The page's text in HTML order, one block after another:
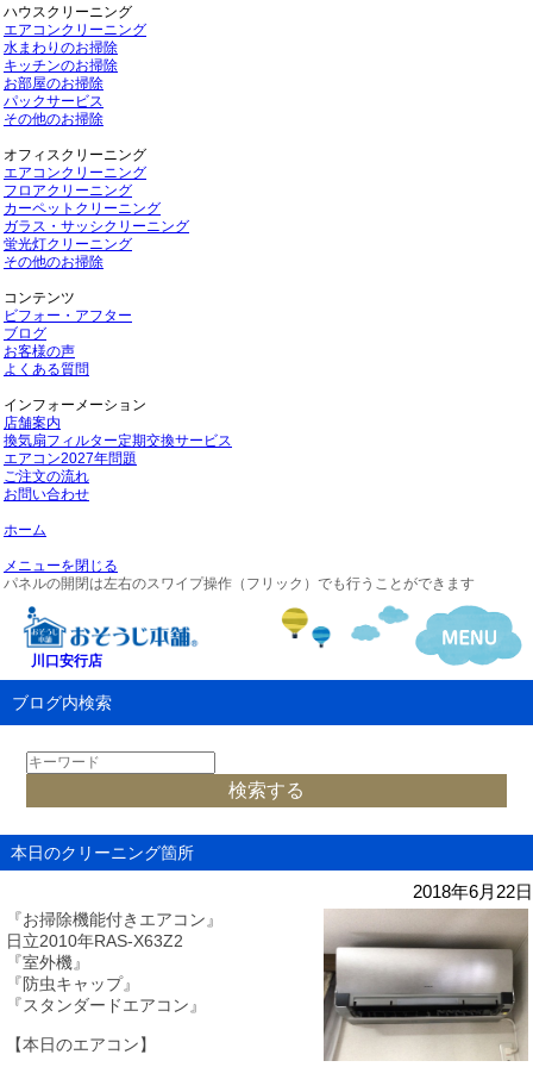
ハウスクリーニング
エアコンクリーニング
水まわりのお掃除
キッチンのお掃除
お部屋のお掃除
パックサービス
その他のお掃除
オフィスクリーニング
エアコンクリーニング
フロアクリーニング
カーペットクリーニング
ガラス・サッシクリーニング
蛍光灯クリーニング
その他のお掃除
コンテンツ
ビフォー・アフター
ブログ
お客様の声
よくある質問
インフォーメーション
店舗案内
換気扇フィルター定期交換サービス
エアコン2027年問題
ご注文の流れ
お問い合わせ
ホーム
メニューを閉じる
パネルの開閉は左右のスワイプ操作（フリック）でも行うことができます
川口安行店
ブログ内検索
本日のクリーニング箇所
2018年6月22日
『お掃除機能付きエアコン』
日立2010年RAS-X63Z2
『室外機』
『防虫キャップ』
『スタンダードエアコン』
【本日のエアコン】